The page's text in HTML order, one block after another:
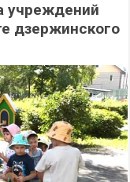
учреждений
дзержинского